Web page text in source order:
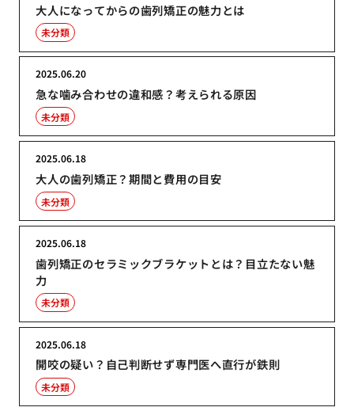
大人になってからの歯列矯正の魅力とは
未分類
急な噛み合わせの違和感？考えられる原因
2025.06.20
未分類
大人の歯列矯正？期間と費用の目安
2025.06.18
未分類
歯列矯正のセラミックブラケットとは？目立たない魅
力
2025.06.18
未分類
開咬の疑い？自己判断せず専門医へ直行が鉄則
2025.06.18
未分類